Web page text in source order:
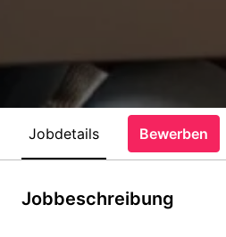
Jobdetails Bewerben
Jobbeschreibung